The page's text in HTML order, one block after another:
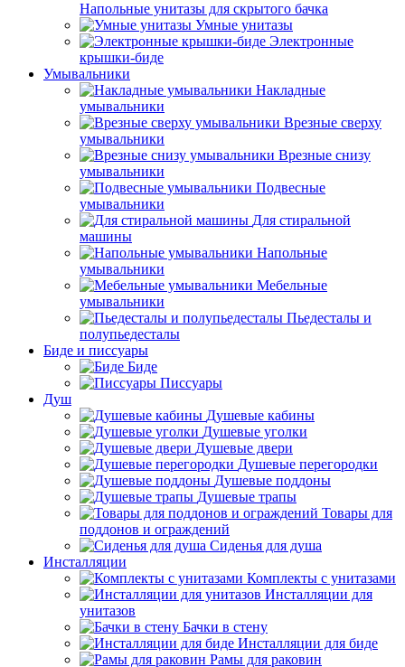
Напольные унитазы для скрытого бачка
Умные унитазы
Электронные
крышки-биде
Умывальники
Накладные
умывальники
Врезные сверху
умывальники
Врезные снизу
умывальники
Подвесные
умывальники
Для стиральной
машины
Напольные
умывальники
Мебельные
умывальники
Пьедесталы и
полупьедесталы
Биде и писсуары
Биде
Писсуары
Душ
Душевые кабины
Душевые уголки
Душевые двери
Душевые перегородки
Душевые поддоны
Душевые трапы
Товары для
поддонов и ограждений
Сиденья для душа
Инсталляции
Комплекты с унитазами
Инсталляции для
унитазов
Бачки в стену
Инсталляции для биде
Рамы для раковин